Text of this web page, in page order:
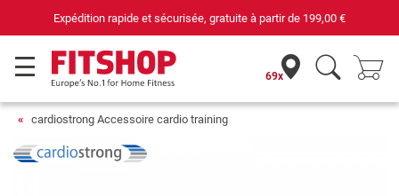
et sécurisée, gratuite à partir de199,00 €
69x
cardiostrong Accessoire cardio training